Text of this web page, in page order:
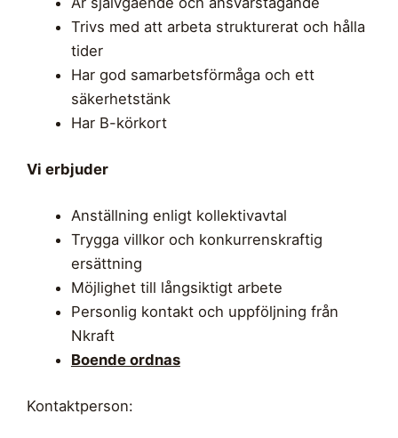
Trivs med att arbeta strukturerat och hålla
tider
Har god samarbetsförmåga och ett
säkerhetstänk
Har B-körkort
Vi erbjuder
Anställning enligt kollektivavtal
Trygga villkor och konkurrenskraftig
ersättning
Möjlighet till långsiktigt arbete
Personlig kontakt och uppföljning från
Nkraft
Boende ordnas
Kontaktperson: